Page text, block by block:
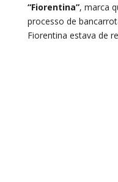
“Fiorentina”, marca
processo de
Fiorentina estava de